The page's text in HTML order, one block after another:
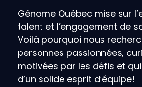
Génome Québec mise sur
talent et l’engagement de
Voilà pourquoi nous
personnes passionnées,
motivées par les défis et
d’un solide esprit d’équipe!